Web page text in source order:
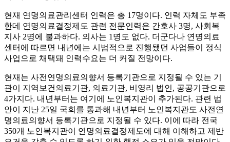
현재 연명의료관리센터 인력은 총 17명이다. 인력 자체도 부족
한데 연명의료결정제도 관련 전문인력은 간호사 3명, 사회복
지사 2명에 불과하다. 의사는 1명도 없다. 더군다나 연명의료
센터에 따르면 내년에는 시범적으로 진행됐던 사업들이 정식
사업으로 채택돼 인력수요는 더 커질 전망이다.
현재는 사전연명의료의향서 등록기관으로 지정될 수 있는 기
관이 지역보건의료기관, 의료기관, 비영리 법인, 공공기관으로
4가지다. 내년부터는 여기에 노인복지관이 추가된다. 관련 법
안이 지난 25일 국회를 통과해 내년부터 노인복지관도 사전연
명의료의향서 등록기관으로 지정될 수 있다. 이에 따라 전국
350개 노인복지관이 연명의료결정제도에 대해 이해하고 제반